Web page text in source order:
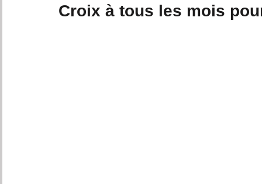
CONSEILS D'EXPERTS
Croix à tous les mois